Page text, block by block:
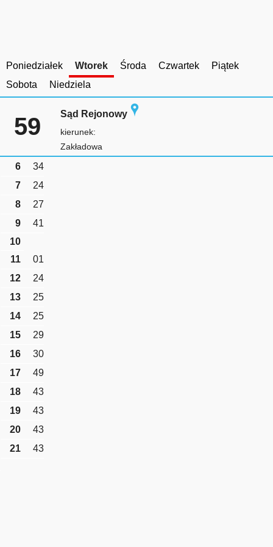
Poniedziałek Wtorek Środa Czwartek
Piątek
Sobota
Niedziela
59 Sąd Rejonowy
kierunek:
Zakładowa
6
34
7
24
8
27
9
41
10
11
01
12
24
13
25
14
25
15
29
16
30
17
49
18
43
19
43
20
43
21
43